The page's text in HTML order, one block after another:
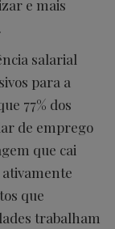
e mais
salarial
para a
77% dos
de emprego
que cai
que
trabalham